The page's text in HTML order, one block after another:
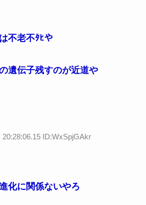
不老不ﾀﾋや
遺伝子残すのが近道や
20:28:06.15 ID:WxSpjGAkr
化に関係ないやろ